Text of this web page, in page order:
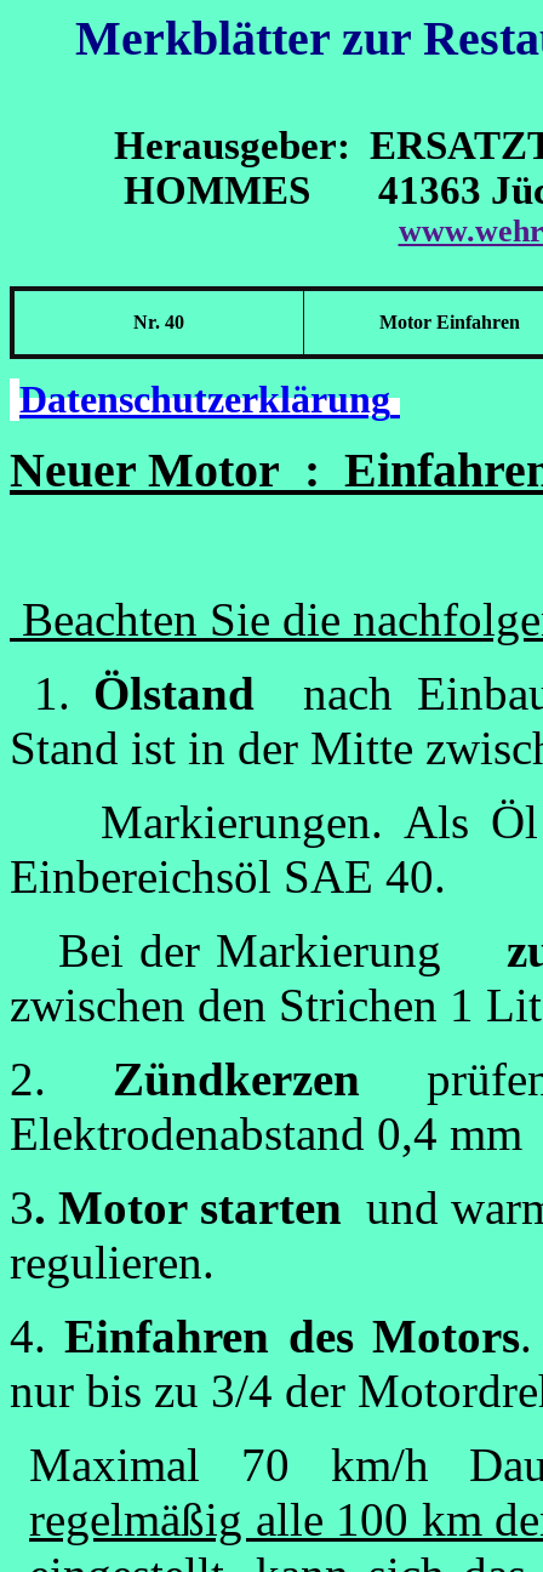
Merkblätter zur
Herausgeber:
HOMMES 41363
Nr. 40 Motor Einfahren
Datenschutzerklärung
Neuer Motor :
Beachten Sie die
1. Ölstand
nach
Stand ist in der Mitte
Markierungen. Als
Einbereichsöl SAE 40.
Bei der Markierung
zwischen den Strichen 1
2. Zündkerzen
Elektrodenabstand 0,4 mm
3. Motor starten und
regulieren.
4.Einfahren des Motors
nur bis zu 3/4 der
Maximal 70 km/h
regelmäßig alle 100 km